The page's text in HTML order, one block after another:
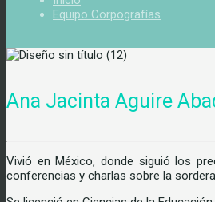
Equipo Corpografías
Ana Jacinta Aguire
Vivió en México, donde siguió los
conferencias y charlas sobre la sordera.